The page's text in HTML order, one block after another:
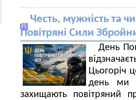
Честь, мужність та
Повітряні Сили
День
Цьогоріч
день ми
захищають повітряний